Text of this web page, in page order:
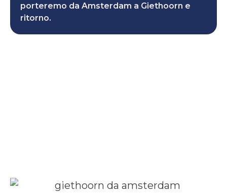
porteremo da Amsterdam a Giethoorn e
ritorno.